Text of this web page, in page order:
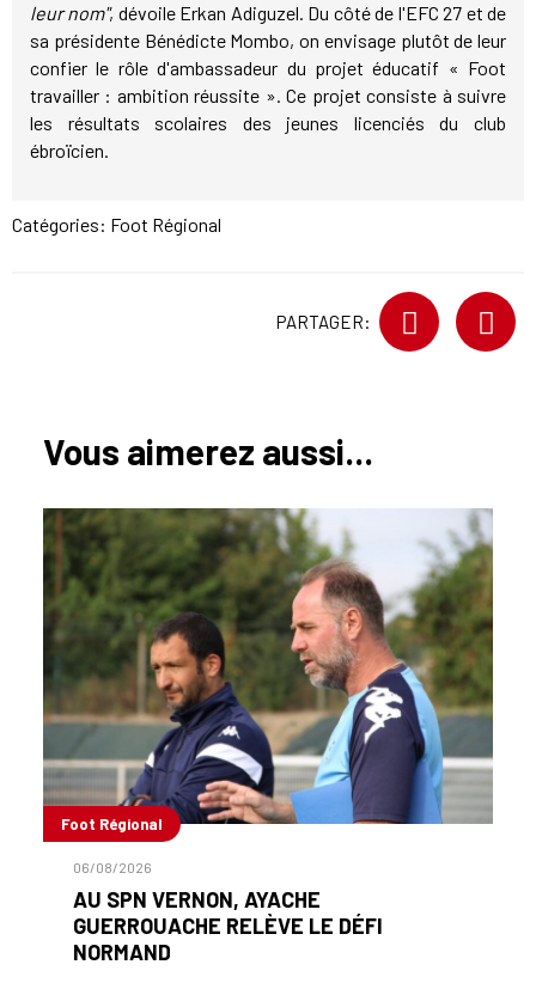
leur nom", dévoile Erkan Adiguzel. Du côté de l'EFC 27 et de
sa présidente Bénédicte Mombo, on envisage plutôt de leur
confier le rôle d'ambassadeur du projet éducatif « Foot
travailler : ambition réussite ». Ce projet consiste à suivre
les résultats scolaires des jeunes licenciés du club
ébroïcien.
Catégories: Foot Régional
PARTAGER:
Vous aimerez aussi...
Foot Régional
06/08/2026
AU SPN VERNON, AYACHE
GUERROUACHE RELÈVE LE DÉFI
NORMAND